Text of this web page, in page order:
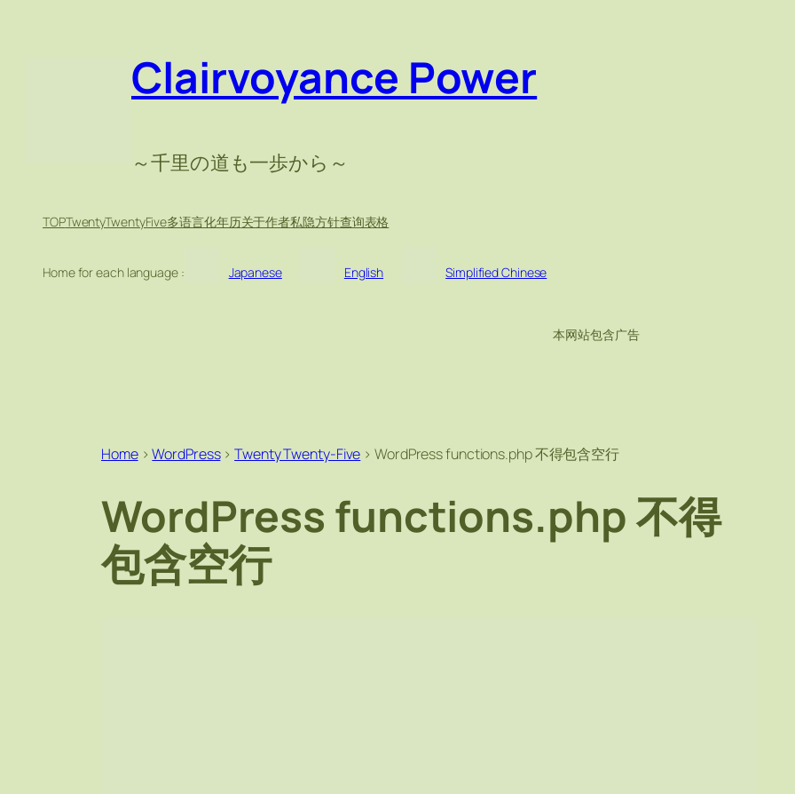
Clairvoyance Power
～千里の道も一歩から～
TOPTwentyTwentyFive多语言化年历关于作者私隐方针查询表格
Home for each language : Japanese English Simplified Chinese
本网站包含广告
Home>WordPress>Twenty Twenty-Five >WordPress functions.php 不得包含空行
WordPress functions.php 不得
包含空行